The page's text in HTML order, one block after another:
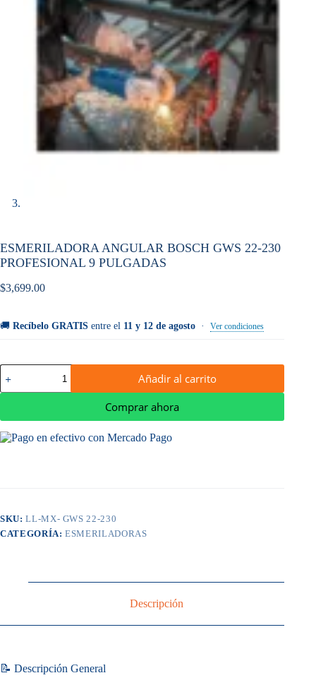
ESMERILADORA ANGULAR BOSCH GWS 22-230
PROFESIONAL 9 PULGADAS
$3,699.00
🚚 Recíbelo GRATIS entre el 11 y 12 de agosto · Ver condiciones
ESMERILADORA
ANGULAR
BOSCH
22-
230
PROFESIONAL
Añadir al carrito
Comprar ahora
SKU:LL-MX- GWS 22-230
CATEGORÍA:ESMERILADORAS
Descripción
📝 Descripción General